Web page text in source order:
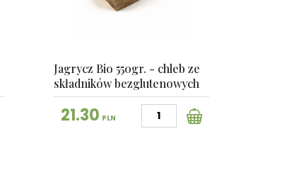
Jagrycz Bio 550gr. - chleb ze
składników bezglutenowych
21.30 PLN